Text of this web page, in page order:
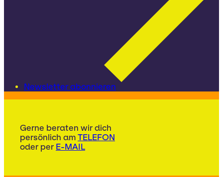
Newsletter abonnieren
Gerne beraten wir dich
persönlich am TELEFON
oder per E-MAIL